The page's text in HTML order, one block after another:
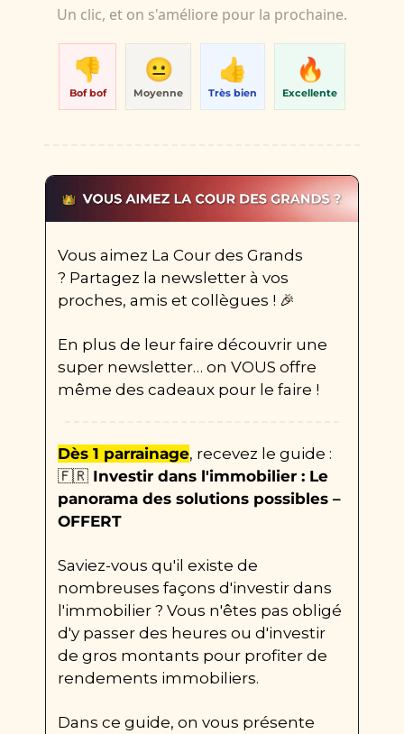
Un clic, et on s'améliore pour la prochaine.
👎
Bof bof
😐
Moyenne
👍
Très bien
🔥
Excellente
Vous aimez La Cour des Grands
? Partagez la newsletter à vos
proches, amis et collègues ! 🎉
En plus de leur faire découvrir une
super newsletter… on VOUS offre
même des cadeaux pour le faire !
Dès 1 parrainage
🇫🇷 Investir dans l'immobilier : Le
panorama des solutions possibles –
OFFERT
Saviez-vous qu'il existe de
nombreuses façons d'investir dans
l'immobilier ? Vous n'êtes pas obligé
d'y passer des heures ou d'investir
de gros montants pour profiter de
rendements immobiliers.
Dans ce guide, on vous présente